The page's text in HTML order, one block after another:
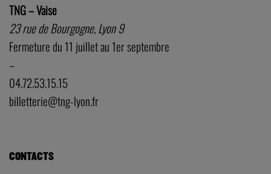
TNG – Vaise
23 rue de Bourgogne, Lyon 9
Fermeture du 11 juillet au 1er septembre
–
04.72.53.15.15
billetterie@tng-lyon.fr
CONTACTS